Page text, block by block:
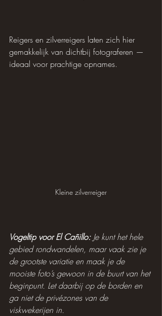
Reigers en zilverreigers laten zich hier
gemakkelijk van dichtbij fotograferen —
ideaal voor prachtige opnames.
Kleine zilverreiger
Vogeltip voor El Cañillo: Je kunt het hele
gebied rondwandelen, maar vaak zie je
de grootste variatie en maak je de
mooiste foto’s gewoon in de buurt van het
beginpunt. Let daarbij op de borden en
ga niet de privézones van de
viskwekerijen in.